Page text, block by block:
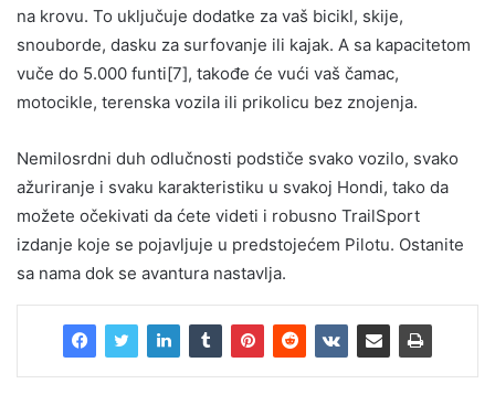
na krovu. To uključuje dodatke za vaš bicikl, skije,
snouborde, dasku za surfovanje ili kajak. A sa kapacitetom
vuče do 5.000 funti[7], takođe će vući vaš čamac,
motocikle, terenska vozila ili prikolicu bez znojenja.
Nemilosrdni duh odlučnosti podstiče svako vozilo, svako
ažuriranje i svaku karakteristiku u svakoj Hondi, tako da
možete očekivati da ćete videti i robusno TrailSport
izdanje koje se pojavljuje u predstojećem Pilotu. Ostanite
sa nama dok se avantura nastavlja.